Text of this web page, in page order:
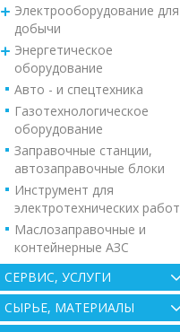
Электрооборудование для
добычи
Энергетическое
оборудование
Авто - и спецтехника
Газотехнологическое
оборудование
Заправочные станции,
автозаправочные блоки
Инструмент для
электротехнических работ
Маслозаправочные и
контейнерные АЗС
СЕРВИС, УСЛУГИ
СЫРЬЕ, МАТЕРИАЛЫ